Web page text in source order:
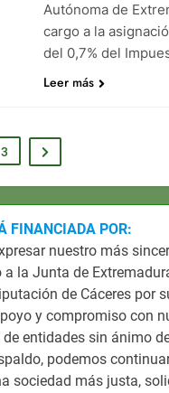
Autónoma de
cargo a la
del 0,7% del
Leer más
3
FINANCIADA POR:
nuestro más
a la Junta de
de Cáceres por
y compromiso con
entidades sin ánimo
podemos
sociedad más justa,